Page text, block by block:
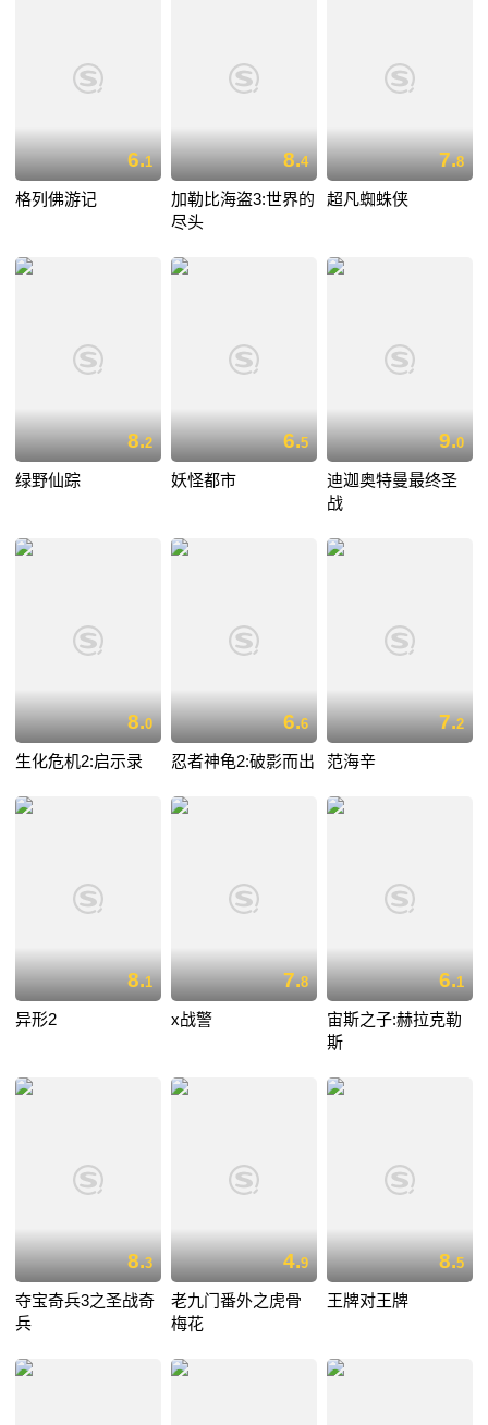
6.1
格列佛游记
8.4
加勒比海盗3:世界的
尽头
7.8
超凡蜘蛛侠
8.2
绿野仙踪
6.5
妖怪都市
9.0
迪迦奥特曼最终圣
战
8.0
生化危机2:启示录
6.6
忍者神龟2:破影而出
7.2
范海辛
8.1
异形2
7.8
x战警
6.1
宙斯之子:赫拉克勒
斯
8.3
夺宝奇兵3之圣战奇
兵
4.9
老九门番外之虎骨
梅花
8.5
王牌对王牌